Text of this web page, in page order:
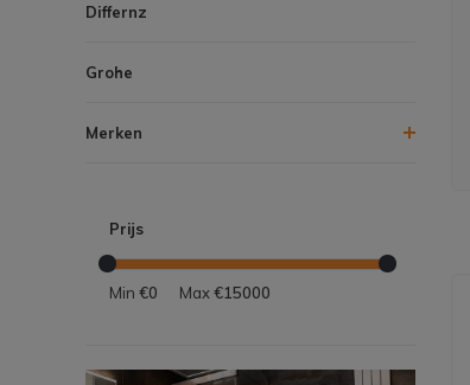
Differnz
Grohe
Merken
Prijs
Min €0 Max€15000